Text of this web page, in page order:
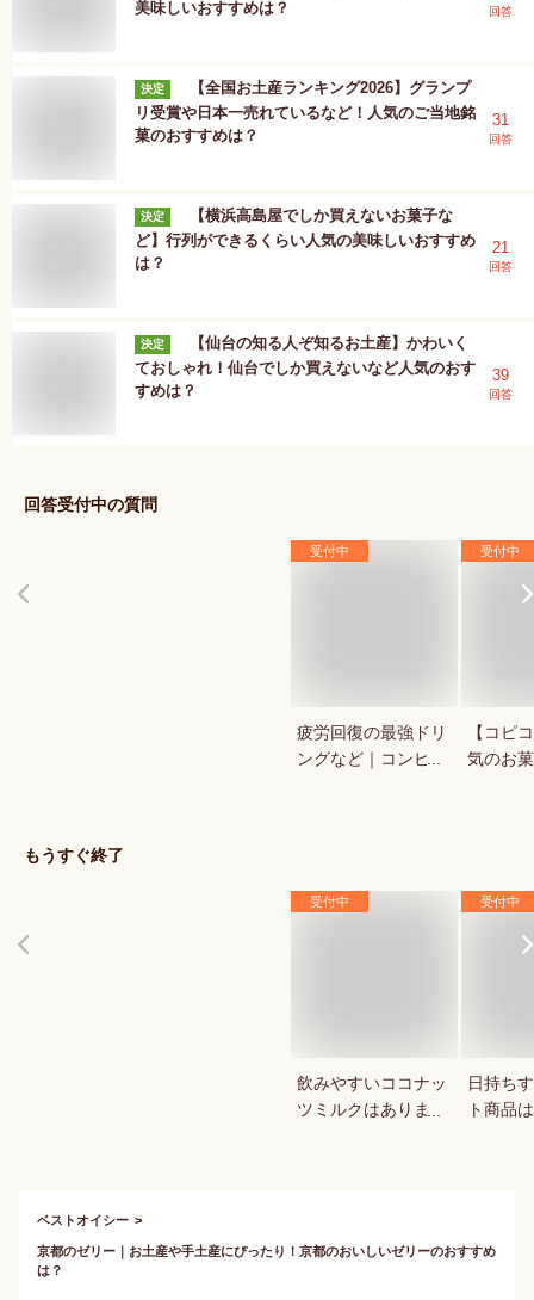
美味しいおすすめは？
回答
決定
【全国お土産ランキング2026】グランプ
リ受賞や日本一売れているなど！人気のご当地銘
菓のおすすめは？
31
回答
決定
【横浜高島屋でしか買えないお菓子な
ど】行列ができるくらい人気の美味しいおすすめ
は？
21
回答
決定
【仙台の知る人ぞ知るお土産】かわいく
ておしゃれ！仙台でしか買えないなど人気のおす
すめは？
39
回答
回答受付中の質問
受付中
疲労回復の最強ドリ
ングなど｜コンビ
受付中
【コピ
気のお
もうすぐ終了
受付中
飲みやすいココナッ
ツミルクはあります
受付中
日持ち
ト商品
ベストオイシー
京都のゼリー｜お土産や手土産にぴったり！京都のおいしいゼリーのおすすめ
は？